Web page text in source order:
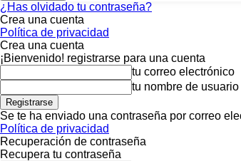
¿Has olvidado tu contraseña?
Crea una cuenta
Política de privacidad
Crea una cuenta
¡Bienvenido! registrarse para una cuenta
tu correo electrónico
tu nombre de usuario
Se te ha enviado una contraseña por correo
Política de privacidad
Recuperación de contraseña
Recupera tu contraseña